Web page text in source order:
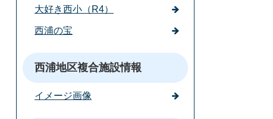
大好き西小（R4）
西浦の宝
西浦地区複合施設情報
イメージ画像